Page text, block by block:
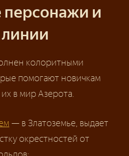
персонажи и
колоритными
помогают новичкам
в мир Азерота.
— в Златоземье, выдает
окрестностей от